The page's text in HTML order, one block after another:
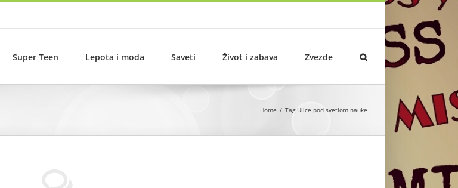
Super Teen Lepota i moda Saveti Život i zabava Zvezde
Home Tag:Ulice pod svetlom nauke